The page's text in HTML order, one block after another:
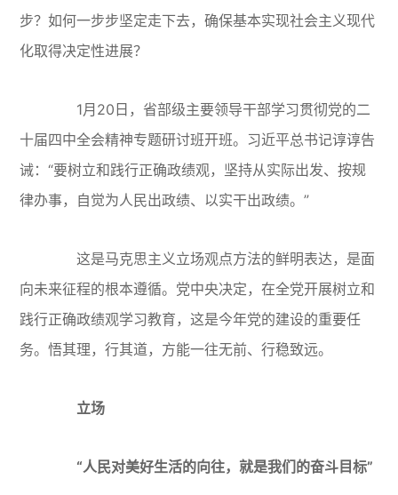
步？如何一步步坚定走下去，确保基本实现社会主义现代
化取得决定性进展？
1月20日，省部级主要领导干部学习贯彻党的二
十届四中全会精神专题研讨班开班。习近平总书记谆谆告
诫：“要树立和践行正确政绩观，坚持从实际出发、按规
律办事，自觉为人民出政绩、以实干出政绩。”
这是马克思主义立场观点方法的鲜明表达，是面
向未来征程的根本遵循。党中央决定，在全党开展树立和
践行正确政绩观学习教育，这是今年党的建设的重要任
务。悟其理，行其道，方能一往无前、行稳致远。
立场
“人民对美好生活的向往，就是我们的奋斗目标”